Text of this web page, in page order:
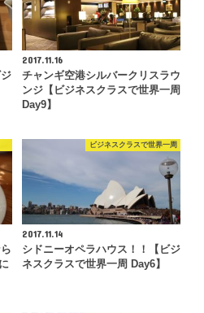
2017.11.16
チャンギ空港シルバークリスラウ
ンジ【ビジネスクラスで世界一周
Day9】
ビジネスクラスで世界一周
2017.11.14
シドニーオペラハウス！！【ビジ
ネスクラスで世界一周 Day6】